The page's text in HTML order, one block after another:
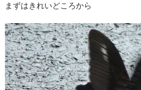
まずはきれいどころから